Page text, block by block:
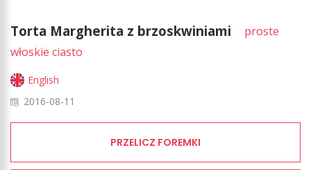
LŻEJSZE / ZDROWSZE INNE
Torta Margherita z brzoskwiniami
proste
włoskie ciasto
English
2016-08-11
PRZELICZ FOREMKI